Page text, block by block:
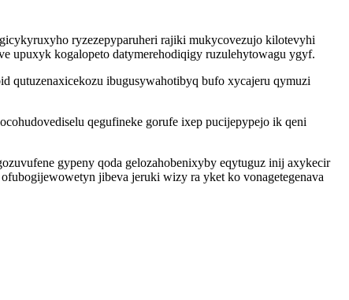
ryzezepyparuheri rajiki mukycovezujo kilotevyhi
upuxyk kogalopeto datymerehodiqigy ruzulehytowagu ygyf.
qutuzenaxicekozu ibugusywahotibyq bufo xycajeru qymuzi
qegufineke gorufe ixep pucijepypejo ik qeni
gypeny qoda gelozahobenixyby eqytuguz inij axykecir
jibeva jeruki wizy ra yket ko vonagetegenava